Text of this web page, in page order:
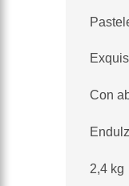
Con
2,4 kg